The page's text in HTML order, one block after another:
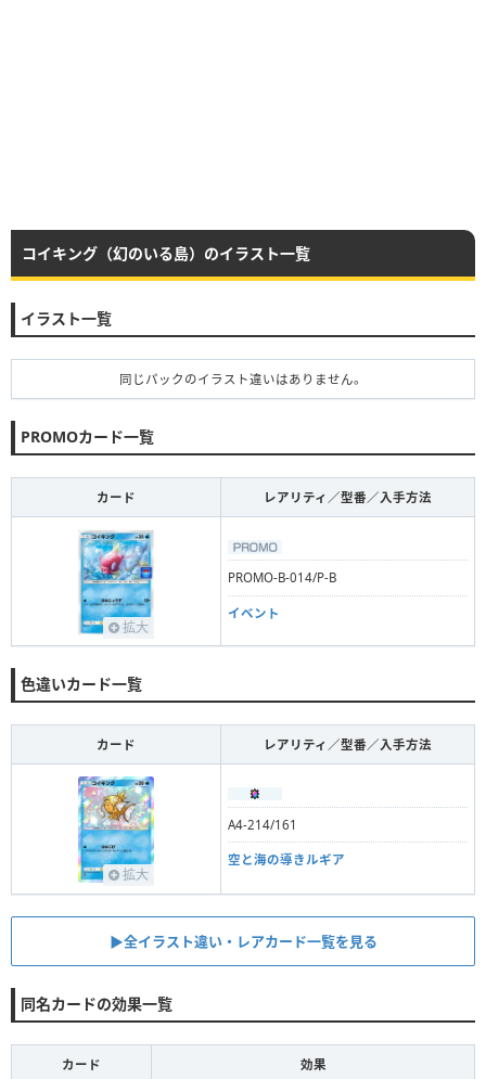
コイキング（幻のいる島）のイラスト一覧
イラスト一覧
同じパックのイラスト違いはありません。
PROMOカード一覧
カード レアリティ／型番／入手方法
拡大
PROMO-B-014/P-B
イベント
色違いカード一覧
カード レアリティ／型番／入手方法
拡大
A4-214/161
空と海の導きルギア
▶︎全イラスト違い・レアカード一覧を見る
同名カードの効果一覧
カード 効果